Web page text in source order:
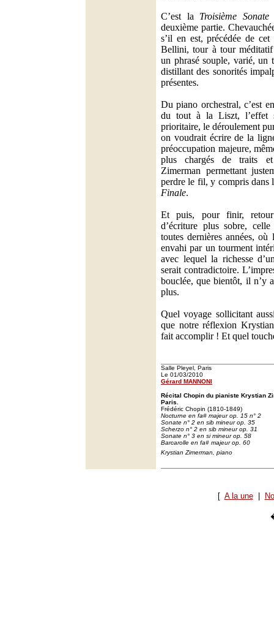
C’est la Troisième Sonate
deuxième partie.
s’il en est, précédée de
Bellini, tour à tour
un phrasé souple, varié, un
distillant des sonorités
présentes.
Du piano orchestral, c’est
du tout à la Liszt, l’effet
prioritaire, le déroulement
on voudrait écrire de la
préoccupation majeure,
plus chargés de traits
Zimerman permettant
perdre le fil, y compris dans
Finale.
Et puis, pour finir,
d’écriture plus sobre,
toutes dernières années, où
envahi par un tourment
avec lequel la richesse
serait contradictoire.
bouclée, que bientôt, il n’y
plus.
Quel voyage sollicitant
que notre réflexion
fait accomplir ! Et quel
Salle Pleyel, Paris
Le 01/03/2010
Gérard MANNONI
Récital Chopin du pianiste Krystian
Paris.
Frédéric Chopin (1810-1849)
Nocturne en fa# majeur op. 15 n° 2
Sonate n° 2 en sib mineur op. 35
Scherzo n° 2 en sib mineur op. 31
Sonate n° 3 en si mineur op. 58
Barcarolle en fa# majeur op. 60
Krystian Zimerman, piano
[ A la une|